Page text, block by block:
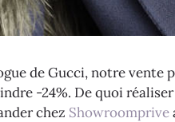
de Gucci, notre
-24%. De quoi
chez Showroomprive